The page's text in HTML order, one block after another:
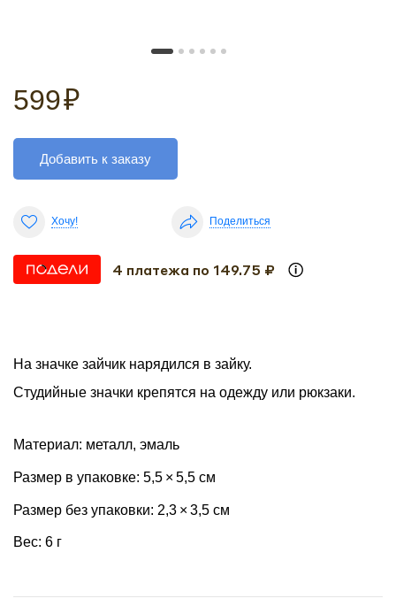
599₽
Добавить к заказу
Хочу! Поделиться
4 платежа по 149.75 ₽
На значке зайчик нарядился в зайку.
Студийные значки крепятся на одежду или рюкзаки.
Материал: металл, эмаль
Размер в упаковке: 5,5 × 5,5 см
Размер без упаковки: 2,3 × 3,5 см
Вес: 6 г